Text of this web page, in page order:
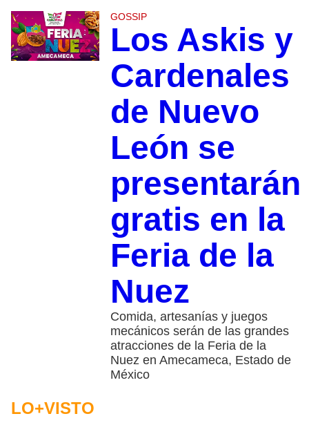
GOSSIP
Los Askis y
Cardenales
de Nuevo
León se
presentarán
gratis en la
Feria de la
Nuez
Comida, artesanías y juegos
mecánicos serán de las grandes
atracciones de la Feria de la
Nuez en Amecameca, Estado de
México
LO+VISTO